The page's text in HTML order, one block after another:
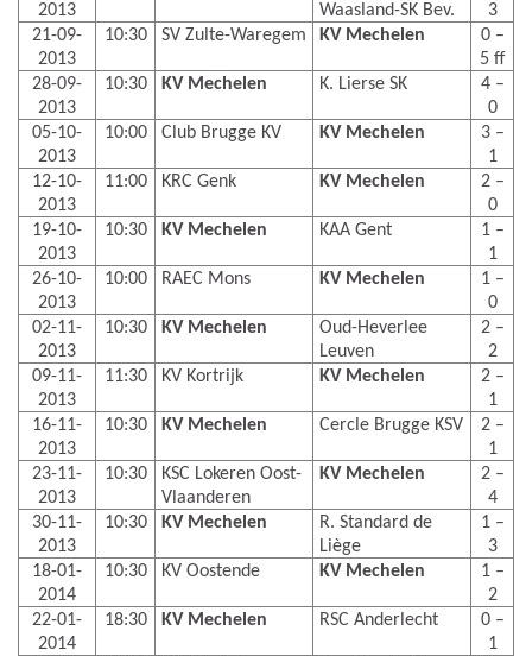
2013
Waasland-SK Bev.
3
21-09-
2013
10:30 SV Zulte-Waregem KV Mechelen
0 –
5 ff
28-09-
2013
10:30 KV Mechelen K. Lierse SK
4 –
0
05-10-
2013
10:00 Club Brugge KV KV Mechelen
3 –
1
12-10-
2013
11:00 KRC Genk KV Mechelen
2 –
0
19-10-
2013
10:30 KV Mechelen KAA Gent
1 –
1
26-10-
2013
10:00 RAEC Mons KV Mechelen
1 –
0
02-11-
2013
10:30 KV Mechelen
Oud-Heverlee
Leuven
2 –
2
09-11-
2013
11:30 KV Kortrijk KV Mechelen
2 –
1
16-11-
2013
10:30 KV Mechelen Cercle Brugge KSV
2 –
1
23-11-
2013
10:30
KSC Lokeren Oost-
Vlaanderen
KV Mechelen
2 –
4
30-11-
2013
10:30 KV Mechelen
R. Standard de
Liège
1 –
3
18-01-
2014
10:30 KV Oostende KV Mechelen
1 –
2
22-01-
2014
18:30 KV Mechelen RSC Anderlecht
0 –
1